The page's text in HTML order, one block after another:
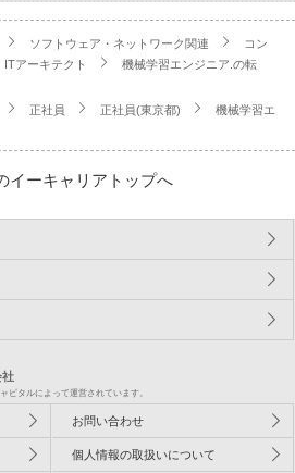
ソフトウェア・ネットワーク関連
コン
ITアーキテクト
機械学習エンジニア.の転
正社員 正社員(東京都)
機械学習エ
イーキャリアトップへ
社
ピタルによって運営されています。
お問い合わせ
個人情報の取扱いについて